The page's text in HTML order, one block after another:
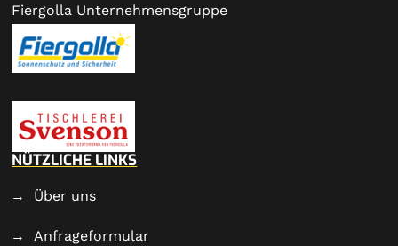
Fiergolla Unternehmensgruppe
NÜTZLICHE LINKS
Über uns
Anfrageformular